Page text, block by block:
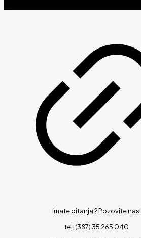
Imate pitanja ?Pozovite nas!
tel: (387) 35 265 040